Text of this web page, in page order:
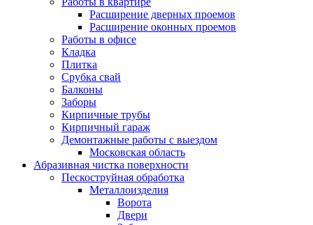
Расширение дверных проемов
Расширение оконных проемов
Работы в офисе
Кладка
Плитка
Срубка свай
Балконы
Заборы
Кирпичные трубы
Кирпичный гараж
Демонтажные работы с выездом
Московская область
Абразивная чистка поверхности
Пескоструйная обработка
Металлоизделия
Ворота
Двери